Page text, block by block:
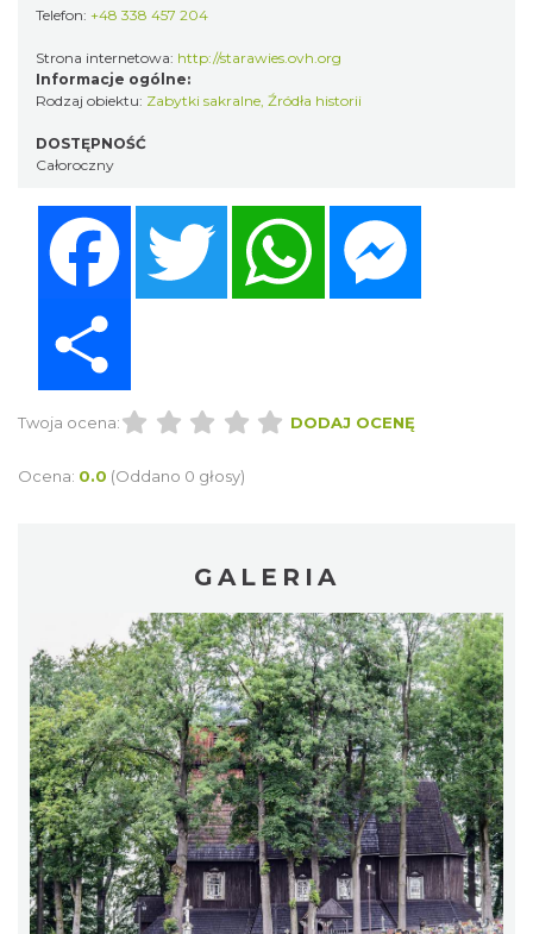
Telefon: +48 338 457 204
Strona internetowa: http://starawies.ovh.org
Informacje ogólne:
Rodzaj obiektu: Zabytki sakralne, Źródła historii
DOSTĘPNOŚĆ
Całoroczny
Twitter WhatsApp
Twoja ocena: DODAJ OCENĘ
Ocena: 0.0 (Oddano 0 głosy)
GALERIA